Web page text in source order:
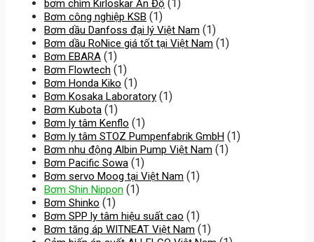
bơm chìm Kirloskar Ấn Độ (1)
Bơm công nghiệp KSB (1)
Bơm dầu Danfoss đại lý Việt Nam (1)
Bơm dầu RoNice giá tốt tại Việt Nam (1)
Bơm EBARA (1)
Bơm Flowtech (1)
Bơm Honda Kiko (1)
Bơm Kosaka Laboratory (1)
Bơm Kubota (1)
Bơm ly tâm Kenflo (1)
Bơm ly tâm STOZ Pumpenfabrik GmbH (1)
Bơm nhu động Albin Pump Việt Nam (1)
Bơm Pacific Sowa (1)
Bơm servo Moog tại Việt Nam (1)
Bơm Shin Nippon (1)
Bơm Shinko (1)
Bơm SPP ly tâm hiệu suất cao (1)
Bơm tăng áp WITNEAT Việt Nam (1)